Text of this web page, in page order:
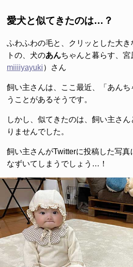
愛犬と似てきたのは…？
ふわふわの毛と、クリッとした大
トの、犬のあんちゃんと暮らす、宮
miiiiyayuki）さん
飼い主さんは、ここ最近、「あん
うことがあるそうです。
しかし、似てきたのは、飼い主さ
りませんでした。
飼い主さんがTwitterに投稿した写真
なずいてしまうでしょう…！